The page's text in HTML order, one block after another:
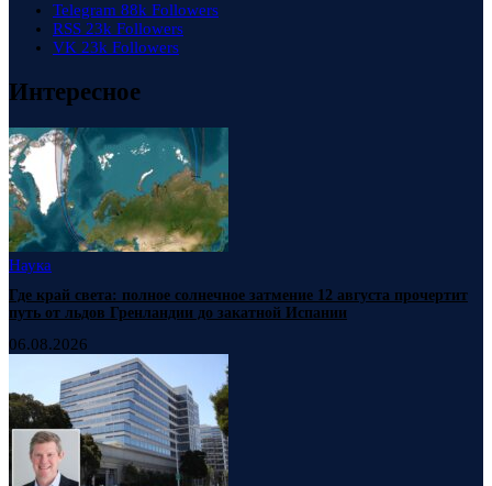
Telegram 88k Followers
RSS 23k Followers
VK 23k Followers
Интересное
Наука
Где край света: полное солнечное затмение 12 августа прочертит
путь от льдов Гренландии до закатной Испании
06.08.2026